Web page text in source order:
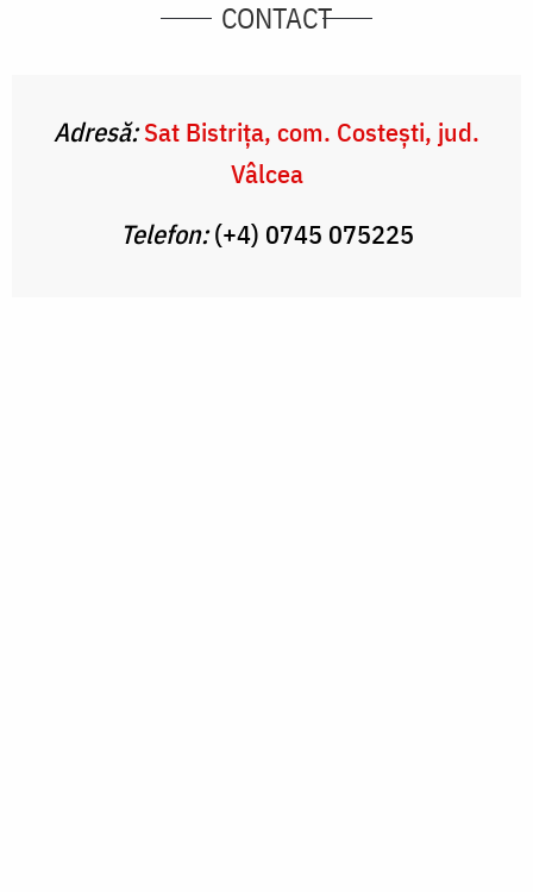
CONTACT
Adresă: Sat Bistrița, com. Costești, jud.
Vâlcea
Telefon:(+4) 0745 075225